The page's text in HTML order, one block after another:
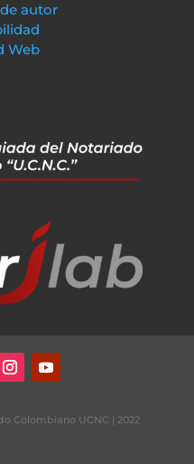
autor
Web
Colombiano UCNC | 2022